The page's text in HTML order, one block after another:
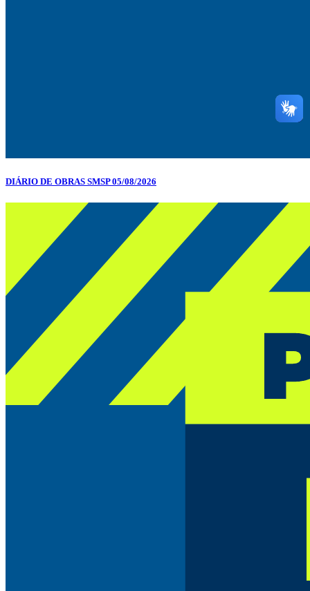
DIÁRIO DE OBRAS SMSP 05/08/2026